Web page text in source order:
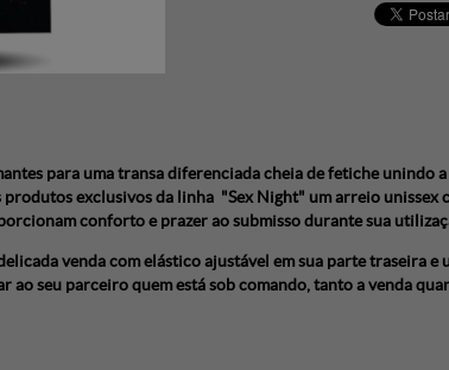
para uma transa diferenciada cheia de fetiche unindo
produtos exclusivos da linha "Sex Night" um arreio
conforto e prazer ao submisso durante sua
venda com elástico ajustável em sua parte traseira e
seu parceiro quem está sob comando, tanto a venda